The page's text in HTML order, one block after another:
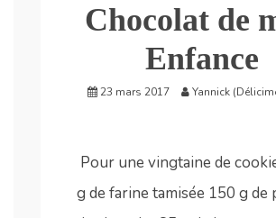
Chocolat de
Enfance
23 mars 2017 Yannick
Pour une vingtaine de
g de farine tamisée 150 g de